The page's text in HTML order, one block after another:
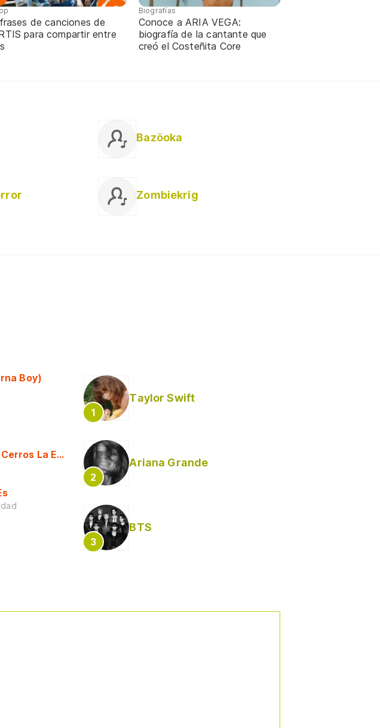
de canciones de
para compartir entre
Biografías
Conoce a ARIA VEGA:
biografía de la cantante que
creó el Costeñita Core
Bazöoka
Zombiekrig
Boy)
La Escuela)
Taylor Swift
Ariana Grande
BTS